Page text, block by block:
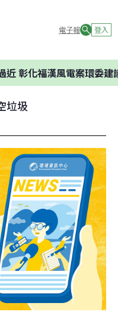
電子報 登入
漢風電案環委建議不應開發
垃圾